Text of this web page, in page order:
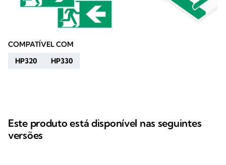
COMPATÍVEL COM
HP320
HP330
Este produto está disponível nas seguintes
versões